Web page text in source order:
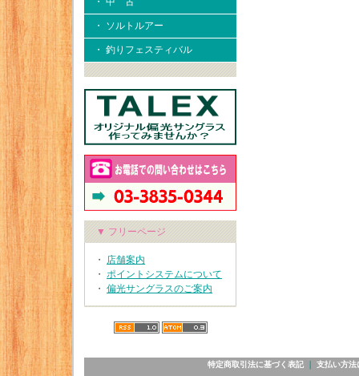
・ ソルトルアー
・ 釣りフェスティバル
▼ フリーページ
・ 店舗案内
・ ポイントシステムについて
・ 偏光サングラスのご案内
特定商取引法に基づく表記｜ 支払い方法